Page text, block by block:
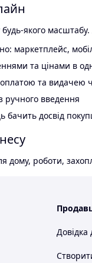
якого
маркетплейс,
та цінами в
оплатою та видачею
ручного введення
бачить досвід
дому, роботи,
Довідка